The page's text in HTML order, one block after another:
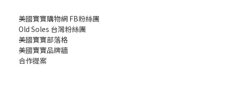
美國寶寶購物網 FB粉絲團
Old Soles 台灣粉絲團
美國寶寶部落格
美國寶寶品牌牆
合作提案